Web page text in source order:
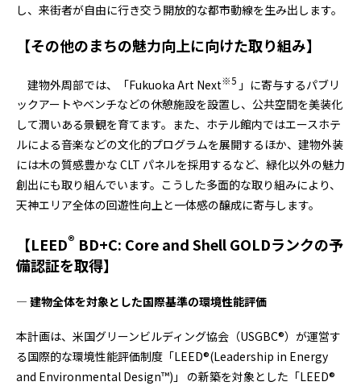
し、来街者が自由に行き交う開放的な都市動線を生み出します。
【その他のまちの魅力向上に向けた取り組み】
建物外周部では、「Fukuoka Art Next※5 」に寄与するパブリ
ックアートやベンチなどの休憩施設を設置し、公共空間を美装化
して潤いある景観を育てます。また、ホテル館内ではエースホテ
ルによる音楽などの文化的プログラムを展開するほか、建物外装
には木の質感豊かな CLT パネルを採用するなど、緑化以外の魅力
創出にも取り組んでいます。こうした多面的な取り組みにより、
天神エリア全体の回遊性向上と一体感の醸成に寄与します。
【LEED® BD+C: Core and Shell GOLDランクの予
備認証を取得】
― 建物全体を対象とした国際基準の環境性能評価
本計画は、米国グリーンビルディング協会（USGBC®）が運営す
る国際的な環境性能評価制度「LEED®(Leadership in Energy
and Environmental Design™) 」 の新築を対象とした「LEED®